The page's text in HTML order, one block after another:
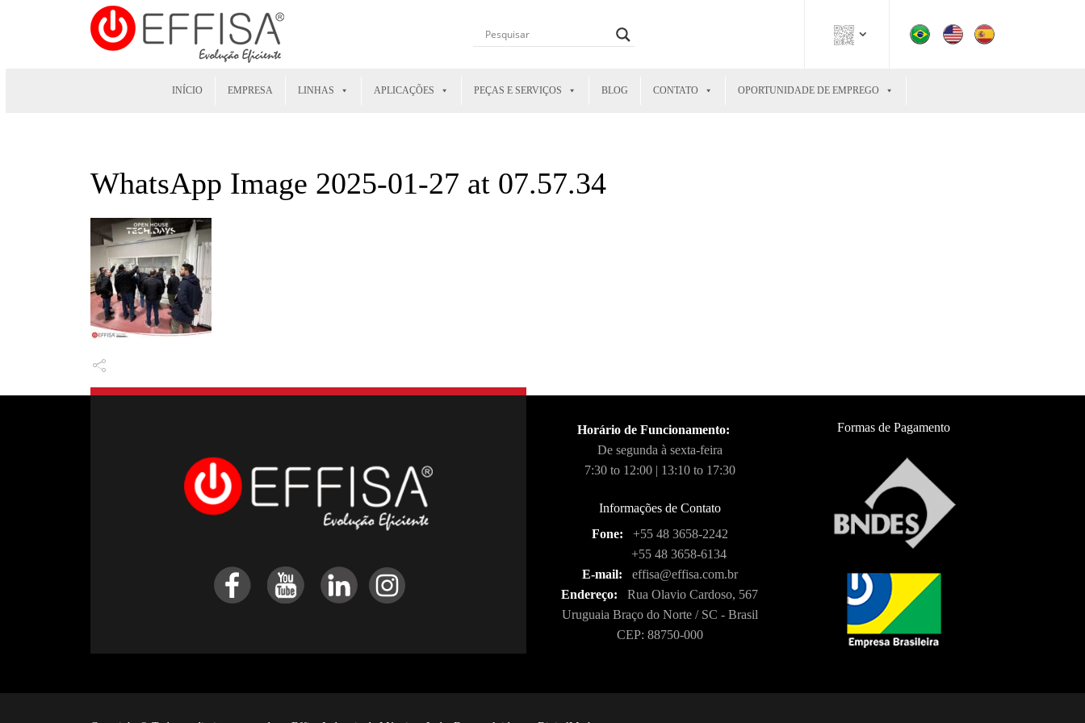
INÍCIO EMPRESA LINHAS APLICAÇÕES PEÇAS E SERVIÇOS BLOG CONTATO OPORTUNIDADE DE EMPREGO
WhatsApp Image 2025-01-27 at 07.57.34
Horário de Funcionamento:
De segunda à sexta-feira
7:30 to 12:00 | 13:10 to 17:30
Informações de Contato
Fone:
+55 48 3658-2242
+55 48 3658-6134
E-mail:
effisa@effisa.com.br
Endereço:
Rua Olavio Cardoso, 567
Uruguaia Braço do Norte / SC - Brasil
CEP: 88750-000
Formas de Pagamento